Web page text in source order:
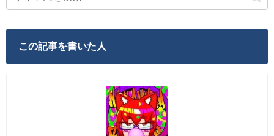
この記事を書いた人